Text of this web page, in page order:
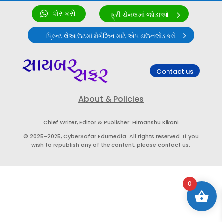
શેર કરો ફ્રી ચેનલમાં જોડાઓ
પ્રિન્ટ લેઆઉટમાં મેગેઝિન માટે એપ ડાઉનલોડ કરો
Contact us
About & Policies
Chief Writer, Editor & Publisher: Himanshu Kikani
© 2025-2025, CyberSafar Edumedia. All rights reserved. If you
wish to republish any of the content, please contact us.
0